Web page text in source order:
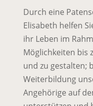
Durch eine
Elisabeth helfen
ihr Leben im
Möglichkeiten bis
und zu gestalten;
Weiterbildung
Angehörige auf